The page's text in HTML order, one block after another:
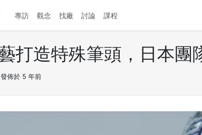
專訪 觀念 找廠 討論 課程
打造特殊筆頭，日本團
發佈於 5 年前